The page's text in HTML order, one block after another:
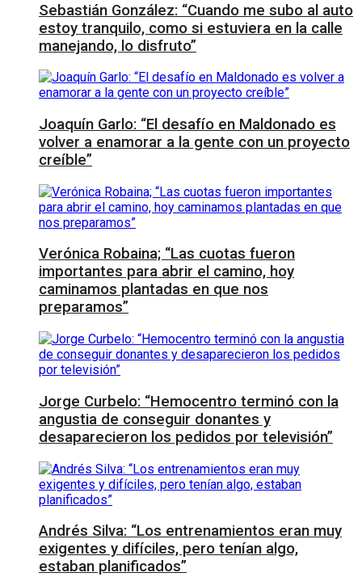
Sebastián González: “Cuando me subo al auto
estoy tranquilo, como si estuviera en la calle
manejando, lo disfruto”
Joaquín Garlo: “El desafío en Maldonado es
volver a enamorar a la gente con un proyecto
creíble”
Verónica Robaina; “Las cuotas fueron
importantes para abrir el camino, hoy
caminamos plantadas en que nos
preparamos”
Jorge Curbelo: “Hemocentro terminó con la
angustia de conseguir donantes y
desaparecieron los pedidos por televisión”
Andrés Silva: “Los entrenamientos eran muy
exigentes y difíciles, pero tenían algo,
estaban planificados”